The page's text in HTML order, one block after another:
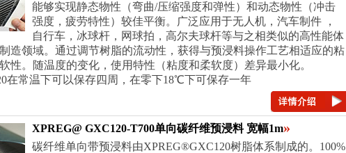
能够实现静态物性（弯曲/压缩强度和弹性）和动态物性（冲击
强度，疲劳特性）较佳平衡。广泛应用于无人机，汽车制件 ，
自行车，冰球杆，网球拍，高尔夫球杆等与之相类似的高性能体
造领域。通过调节树脂的流动性，获得与预浸料操作工艺相适应的粘
性。随温度的变化，使用特性（粘度和柔软度）差异最小化。
在常温下可以保存四周，在零下18℃下可保存一年
XPREG@ GXC120-T700单向碳纤维预浸料 宽幅1m»
碳纤维单向带预浸料由XPREG®GXC120树脂体系制成的。100%